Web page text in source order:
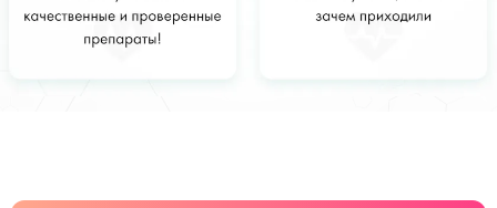
от 2 000 руб
Заказать